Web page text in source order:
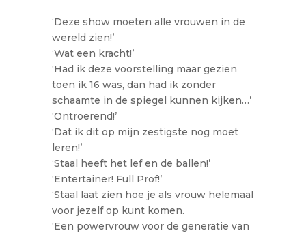
‘Deze show moeten alle vrouwen in de
wereld zien!’
‘Wat een kracht!’
‘Had ik deze voorstelling maar gezien
toen ik 16 was, dan had ik zonder
schaamte in de spiegel kunnen kijken…’
‘Ontroerend!’
‘Dat ik dit op mijn zestigste nog moet
leren!’
‘Staal heeft het lef en de ballen!’
‘Entertainer! Full Prof!’
‘Staal laat zien hoe je als vrouw helemaal
voor jezelf op kunt komen.
‘Een powervrouw voor de generatie van